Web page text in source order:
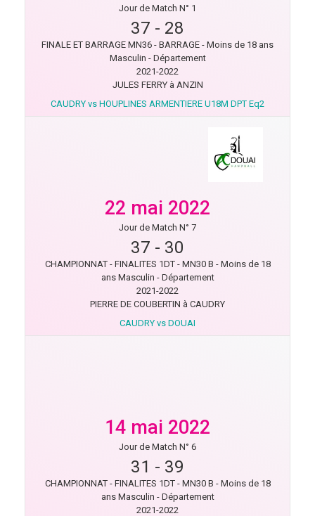
Jour de Match N° 1
37 - 28
FINALE ET BARRAGE MN36 - BARRAGE - Moins de 18 ans
Masculin - Département
2021-2022
JULES FERRY à ANZIN
CAUDRY vs HOUPLINES ARMENTIERE U18M DPT Eq2
22 mai 2022
Jour de Match N° 7
37 - 30
CHAMPIONNAT - FINALITES 1DT - MN30 B - Moins de 18
ans Masculin - Département
2021-2022
PIERRE DE COUBERTIN à CAUDRY
CAUDRY vs DOUAI
14 mai 2022
Jour de Match N° 6
31 - 39
CHAMPIONNAT - FINALITES 1DT - MN30 B - Moins de 18
ans Masculin - Département
2021-2022